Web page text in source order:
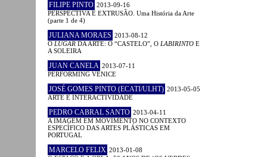
FILIPE PINTO 2013-09-16
PERSPECTIVA E EXTRUSÃO. Uma História da Arte
(parte 1 de 4)
JULIANA MORAES 2013-08-12
O LUGAR DA ARTE: O “CASTELO”, O LABIRINTO E
A SOLEIRA
JUAN CANELA 2013-07-11
PERFORMING VENICE
JOSÉ GOMES PINTO (ECATI/ULHT) 2013-05-05
ARTE E INTERACTIVIDADE
PEDRO CABRAL SANTO 2013-04-11
A IMAGEM EM MOVIMENTO NO CONTEXTO
ESPECÍFICO DAS ARTES PLÁSTICAS EM
PORTUGAL
MARCELO FELIX 2013-01-08